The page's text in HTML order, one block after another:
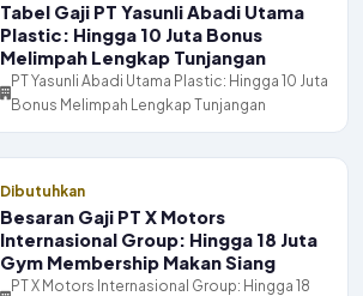
Tabel Gaji PT Yasunli Abadi Utama
Plastic: Hingga 10 Juta Bonus
Melimpah Lengkap Tunjangan
PT Yasunli Abadi Utama Plastic: Hingga 10 Juta
Bonus Melimpah Lengkap Tunjangan
Dibutuhkan
Besaran Gaji PT X Motors
Internasional Group: Hingga 18 Juta
Gym Membership Makan Siang
PT X Motors Internasional Group: Hingga 18